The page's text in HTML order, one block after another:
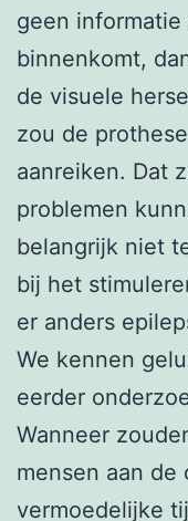
geen
binnenkomt,
de visuele
zou de
aanreiken. Dat
problemen
belangrijk niet
bij het
er anders
We kennen
eerder
Wanneer
mensen aan de
vermoedelijke